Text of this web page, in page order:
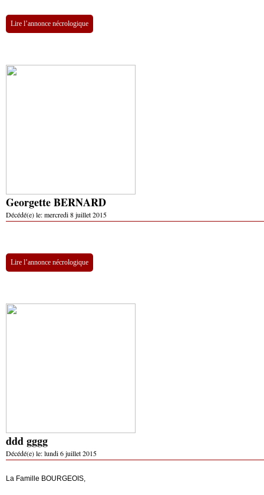
Lire l’annonce nécrologique
Georgette BERNARD
Décédé(e) le:mercredi 8 juillet 2015
Lire l’annonce nécrologique
ddd gggg
Décédé(e) le:lundi 6 juillet 2015
La Famille BOURGEOIS,